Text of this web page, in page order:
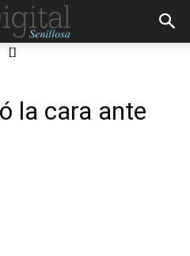
[]
la cara ante